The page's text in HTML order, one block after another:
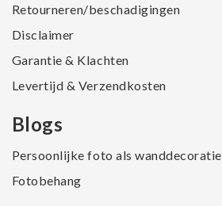
Retourneren/beschadigingen
Disclaimer
Garantie & Klachten
Levertijd & Verzendkosten
Blogs
Persoonlijke foto als wanddecoratie
Fotobehang